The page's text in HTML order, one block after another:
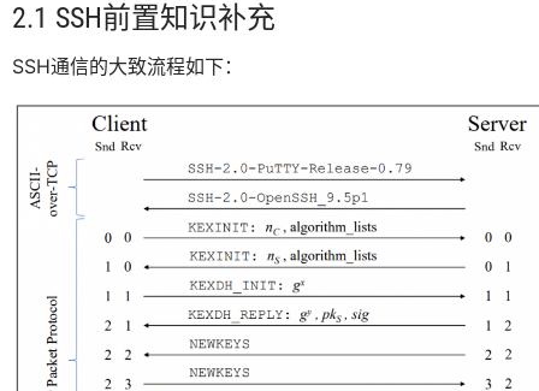
2.1 SSH前置知识补充
SSH通信的大致流程如下：